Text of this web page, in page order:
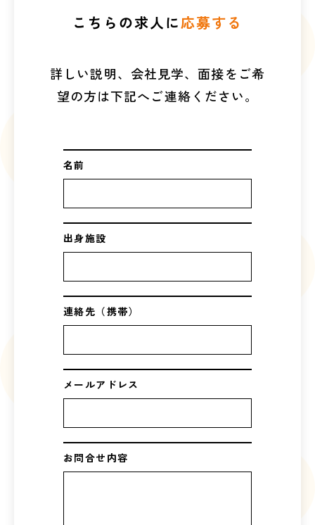
こちらの求人に応募する
詳しい説明、会社見学、面接をご希
望の方は下記へご連絡ください。
名前
出身施設
連絡先（携帯）
メールアドレス
お問合せ内容